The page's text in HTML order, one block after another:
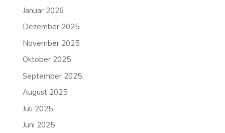
Januar 2026
Dezember 2025
November 2025
Oktober 2025
September 2025
August 2025
Juli 2025
Juni 2025